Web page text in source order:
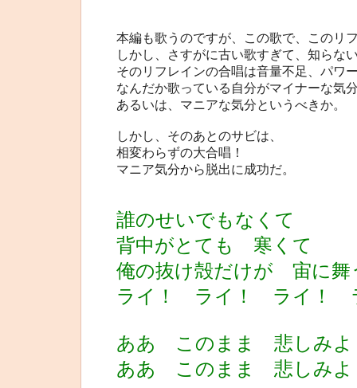
本編も歌うのですが、この歌で、このリ
しかし、さすがに古い歌すぎて、知らな
そのリフレインの合唱は音量不足、パワ
なんだか歌っている自分がマイナーな気
あるいは、マニアな気分というべきか。
しかし、そのあとのサビは、
相変わらずの大合唱！
マニア気分から脱出に成功だ。
誰のせいでもなくて
背中がとても 寒くて
俺の抜け殻だけが 宙に舞
ライ！ ライ！ ライ！
ああ このまま 悲しみ
ああ このまま 悲しみよ